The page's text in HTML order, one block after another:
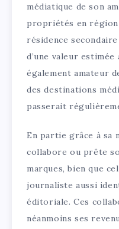
médiatique de son
propriétés en région
résidence
d’une valeur
également amateur
des destinations
passerait
En partie grâce à sa
collabore ou prête
marques, bien que
journaliste aussi
éditoriale. Ces
néanmoins ses